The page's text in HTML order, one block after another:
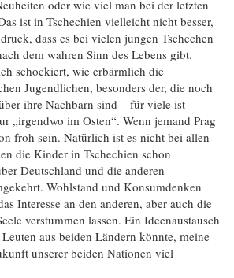
oder wie viel man bei der letzten
ist in Tschechien vielleicht nicht besser,
dass es bei vielen jungen Tschechen
dem wahren Sinn des Lebens gibt.
schockiert, wie erbärmlich die
Jugendlichen, besonders der, die noch
ihre Nachbarn sind – für viele ist
„irgendwo im Osten“. Wenn jemand Prag
froh sein. Natürlich ist es nicht bei allen
die Kinder in Tschechien schon
Deutschland und die anderen
Wohlstand und Konsumdenken
Interesse an den anderen, aber auch die
verstummen lassen. Ein Ideenaustausch
aus beiden Ländern könnte, meine
unserer beiden Nationen viel